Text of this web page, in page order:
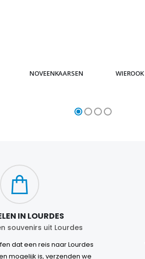
NOVEENKAARSEN WIEROOK
IN LOURDES
souvenirs uit Lourdes
dat een reis naar Lourdes
mogelijk is, verzenden we